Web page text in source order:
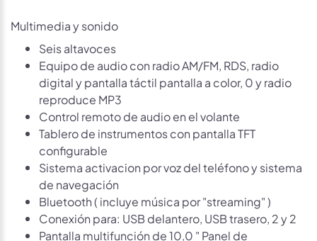
Multimedia y sonido
Seis altavoces
Equipo de audio con radio AM/FM, RDS, radio
digital y pantalla táctil pantalla a color, 0 y radio
reproduce MP3
Control remoto de audio en el volante
Tablero de instrumentos con pantalla TFT
configurable
Sistema activacion por voz del teléfono y sistema
de navegación
Bluetooth ( incluye música por "streaming" )
Conexión para: USB delantero, USB trasero, 2 y 2
Pantalla multifunción de 10,0 " Panel de